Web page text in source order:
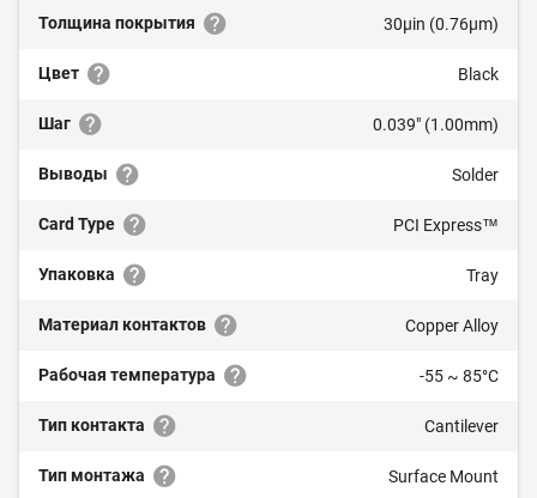
Толщина покрытия 30µin (0.76µm)
Цвет Black
Шаг 0.039" (1.00mm)
Выводы Solder
Card Type PCI Express™
Упаковка Tray
Материал контактов Copper Alloy
Рабочая температура -55 ~ 85°C
Тип контакта Cantilever
Тип монтажа Surface Mount